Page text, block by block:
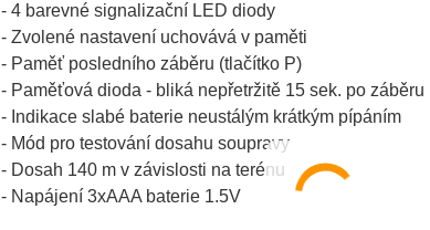
- 4 barevné signalizační LED diody
- Zvolené nastavení uchovává v paměti
- Paměť posledního záběru (tlačítko P)
- Paměťová dioda - bliká nepřetržitě 15 sek. po záběru
- Indikace slabé baterie neustálým krátkým pípáním
- Mód pro testování dosahu soupravy
- Dosah 140 m v závislosti na terénu
- Napájení 3xAAA baterie 1.5V